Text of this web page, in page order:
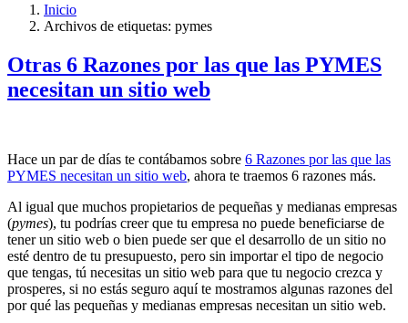
Inicio
Archivos de etiquetas: pymes
Otras 6 Razones por las que las PYMES
necesitan un sitio web
Hace un par de días te contábamos sobre 6 Razones por las que las
PYMES necesitan un sitio web, ahora te traemos 6 razones más.
Al igual que muchos propietarios de pequeñas y medianas empresas
(pymes), tu podrías creer que tu empresa no puede beneficiarse de
tener un sitio web o bien puede ser que el desarrollo de un sitio no
esté dentro de tu presupuesto, pero sin importar el tipo de negocio
que tengas, tú necesitas un sitio web para que tu negocio crezca y
prosperes, si no estás seguro aquí te mostramos algunas razones del
por qué las pequeñas y medianas empresas necesitan un sitio web.